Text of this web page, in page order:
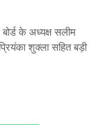
के अध्यक्ष सलीम
शुक्ला सहित बड़ी